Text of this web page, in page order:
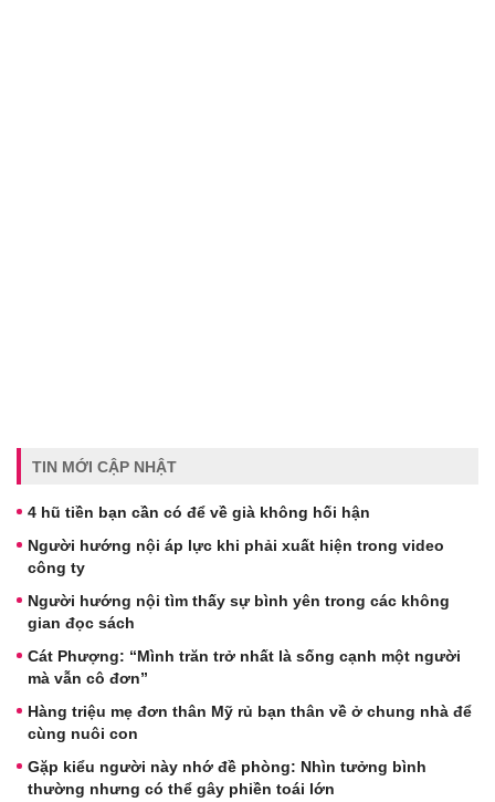
TIN MỚI CẬP NHẬT
4 hũ tiền bạn cần có để về già không hối hận
Người hướng nội áp lực khi phải xuất hiện trong video
công ty
Người hướng nội tìm thấy sự bình yên trong các không
gian đọc sách
Cát Phượng: “Mình trăn trở nhất là sống cạnh một người
mà vẫn cô đơn”
Hàng triệu mẹ đơn thân Mỹ rủ bạn thân về ở chung nhà để
cùng nuôi con
Gặp kiểu người này nhớ đề phòng: Nhìn tưởng bình
thường nhưng có thể gây phiền toái lớn